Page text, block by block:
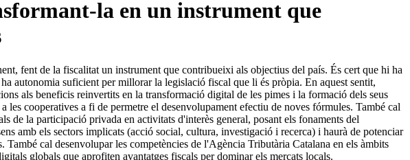
la en un instrument que
fent de la fiscalitat un instrument que contribueixi als objectius del país. És cert que hi ha
autonomia suficient per millorar la legislació fiscal que li és pròpia. En aquest sentit,
als beneficis reinvertits en la transformació digital de les pimes i la formació dels seus
cooperatives a fi de permetre el desenvolupament efectiu de noves fórmules. També cal
de la participació privada en activitats d'interès general, posant els fonaments del
amb els sectors implicats (acció social, cultura, investigació i recerca) i haurà de potenciar
També cal desenvolupar les competències de l'Agència Tributària Catalana en els àmbits
globals que aprofiten avantatges fiscals per dominar els mercats locals.